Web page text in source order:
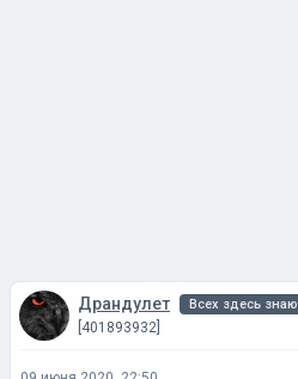
Драндулет Всех здесь знаю
[401893932]